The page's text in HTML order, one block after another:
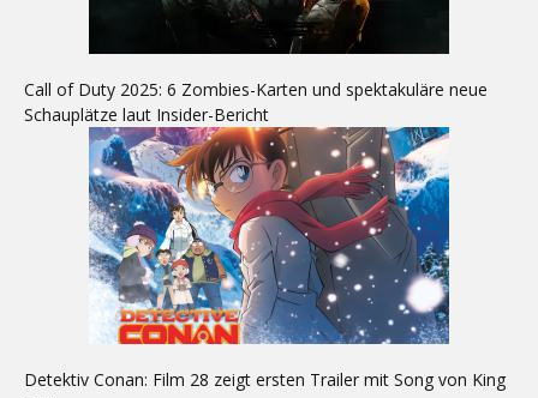
Call of Duty 2025: 6 Zombies-Karten und spektakuläre neue
Schauplätze laut Insider-Bericht
Detektiv Conan: Film 28 zeigt ersten Trailer mit Song von King